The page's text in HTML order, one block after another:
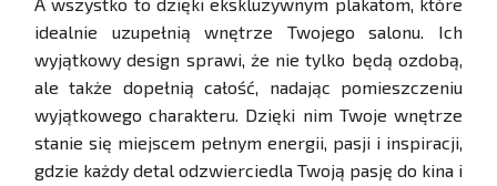
A wszystko to dzięki ekskluzywnym plakatom, które
idealnie uzupełnią wnętrze Twojego salonu. Ich
wyjątkowy design sprawi, że nie tylko będą ozdobą,
ale także dopełnią całość, nadając pomieszczeniu
wyjątkowego charakteru. Dzięki nim Twoje wnętrze
stanie się miejscem pełnym energii, pasji i inspiracji,
gdzie każdy detal odzwierciedla Twoją pasję do kina i